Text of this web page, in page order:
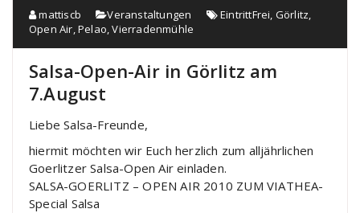
mattiscb Veranstaltungen EintrittFrei, Görlitz,
Open Air,Pelao,Vierradenmühle
Salsa-Open-Air in Görlitz am
7.August
Liebe Salsa-Freunde,
hiermit möchten wir Euch herzlich zum alljährlichen
Goerlitzer Salsa-Open Air einladen.
SALSA-GOERLITZ – OPEN AIR 2010 ZUM VIATHEA-
Special Salsa